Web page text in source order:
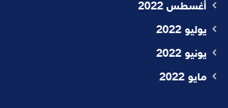
أغسطس 2022
يوليو 2022
يونيو 2022
مايو 2022